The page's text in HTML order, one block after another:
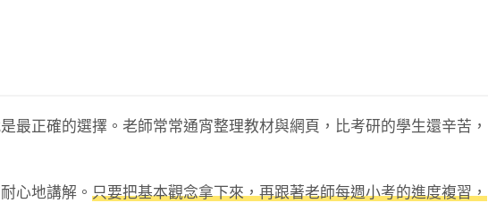
最正確的選擇。老師常常通宵整理教材與網頁，比考研的學生還辛苦，
心地講解。 只要把基本觀念拿下來，再跟著老師每週小考的進度複習，